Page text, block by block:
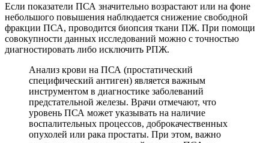
Если показатели ПСА значительно возрастают или на фоне
небольшого повышения наблюдается снижение свободной
фракции ПСА, проводится биопсия ткани ПЖ. При помощи
совокупности данных исследований можно с точностью
диагностировать либо исключить РПЖ.
Анализ крови на ПСА (простатический
специфический антиген) является важным
инструментом в диагностике заболеваний
предстательной железы. Врачи отмечают, что
уровень ПСА может указывать на наличие
воспалительных процессов, доброкачественных
опухолей или рака простаты. При этом, важно